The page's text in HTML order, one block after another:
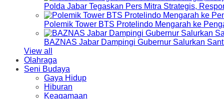
Polda Jabar Tegaskan Pers Mitra Strategis,
Polemik Tower BTS Protelindo Mengarah ke
BAZNAS Jabar Dampingi Gubernur Salurkan
View all
Olahraga
Seni Budaya
Gaya Hidup
Hiburan
Keagamaan